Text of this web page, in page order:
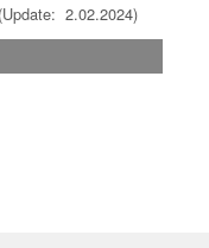
2.02.2024)